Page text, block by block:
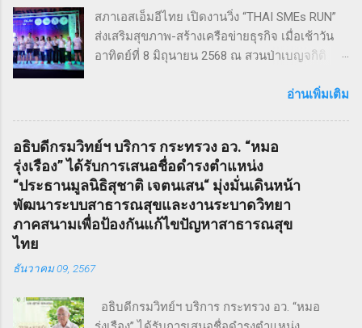
ช่างตัดผมชาวอังกฤษ ที่สูญเสียภรรยาและลูกไป
จนเกิดเป็นความแค้นที่นำไปสู่โศกอนาถตกรรม
เลวร้ายในที่สุด โดยตัวละคร Sweeney Todd มีต้น
ความนิยมอย่างต่อเนื่อง ซึ่งรู้จักกันในชื่อ Penny
ฤดูหนาวของปี ค.ศ. 1846 – 1847 เรื่องราวของ
Sweeney Todd ยังเคยถูกนำไปดัดแปลงเป็น
ภาพยนตร์เพลงด้วยชื่อเดียวกันในปี ค.ศ. 2007
หรือ พ.ศ. 2550 ซึ่งกำกับโดย Timothy Walter
Burt...
สภาเอสเอ็มอีไทย เปิดงานวิ่ง “THAI SMEs RUN”
ส่งเสริมสุขภาพ-สร้างเครือข่ายธุรกิจ เมื่อเช้าวัน
อาทิตย์ที่ 8 มิถุนายน 2568 ณ สวนป่าเบญจกิติ
ไทย (สภาเอสเอ็มอีไทย) จัดงานวิ่งมินิมาราธอน
ข่ายธุรกิจระหว่าง ผู้ประกอบการ SMEs และ
ประชาชน ทั่วไป ภายใต้แนวคิด “We Go We
Grow We Goal” ที่เน้นการก้าวไปข้างหน้า เติบโต
อย่างมั่นคง และมุ่งสู่เป้าหมายร่วมกัน งานวิ่ง THAI
SMEs RUN: สุขภาพดี เครือข่ายแน่น งานนี้เต็มไป
Marathon (9 กม.) และ Fun Run (4.5 กม.) ผู้เข้า
ลุ้นถ้วยรางวัล Overall สำหรับผู้เข้าเส้นชัยอันดับ
อ่านเพิ่มเติม
อธิบดีกรมวิทย์ฯ บริการ กระทรวง อว. “หมอ
รุ่งเรือง” ได้รับการเสนอชื่อดำรงตำแหน่ง
“ประธานมูลนิธิสุชาติ เจตนเสน“ มุ่งมั่นเดินหน้า
พัฒนาระบบสาธารณสุขและงานระบาดวิทยา
ภาคสนามเพื่อป้องกันแก้ไขปัญหาสาธารณสุข
ไทย
ธันวาคม 09, 2567
อธิบดีกรมวิทย์ฯ บริการ กระทรวง อว. “หมอ